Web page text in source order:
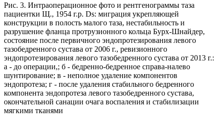
Рис. 3. Интраоперационное фото и рентгенограммы таза
пациентки Щ., 1954 г.р. Ds: миграция укрепляющей
конструкции в полость малого таза, нестабильность и
разрушение фланца протрузионного кольца Бурх-Шнайдер,
состояние после первичного эндопроте­зирования левого
тазобедренного сустава от 2006 г., ревизионного
эндопротезирования левого тазобедренного сустава от 2013 г.:
а - до операции,; б - бедренно-бедренное справа-налево
шунтирование; в - неполное удаление компонентов
эндопротеза; г - после удаления стабильного бедренного
компонента эндопротеза левого тазобедренного сустава,
окончательной санации очага воспаления и стабилизации
мягкими тканями